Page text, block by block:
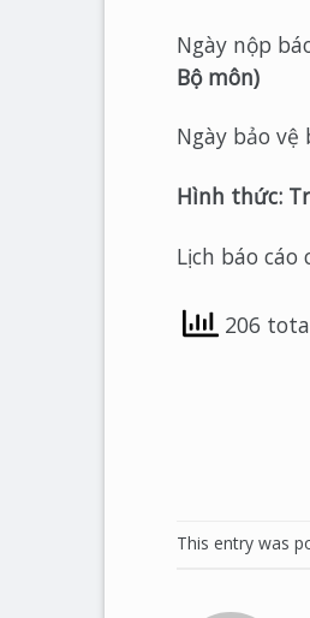
Ngày nộp
Bộ môn)
Ngày bảo vệ
Hình thức:
Lịch báo
206
This entry was